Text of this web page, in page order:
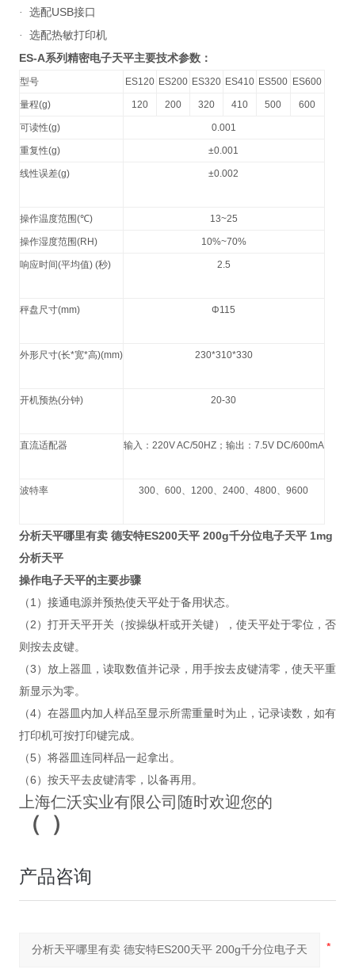
· 选配USB接口
·
选配热敏打印机
ES-A系列精密电子天平主要技术参数：
型号 ES120 ES200 ES320 ES410 ES500 ES600
量程(g) 120 200 320 410 500 600
可读性(g) 0.001
重复性(g) ±0.001
线性误差(g) ±0.002
操作温度范围(℃) 13~25
操作湿度范围(RH) 10%~70%
响应时间(平均值) (秒) 2.5
秤盘尺寸(mm) Φ115
外形尺寸(长*宽*高)(mm) 230*310*330
开机预热(分钟) 20-30
直流适配器 输入： 220V AC/50HZ；输出： 7.5V DC/600mA
波特率 300、600、 1200、2400、4800、9600
分析天平哪里有卖 德安特ES200天平 200g千分位电子天平 1mg
分析天平
操作电子天平的主要步骤
（1）接通电源并预热使天平处于备用状态。
（2）打开天平开关（按操纵杆或开关键），使天平处于零位，否
则按去皮键。
（3）放上器皿，读取数值并记录，用手按去皮键清零，使天平重
新显示为零。
（4）在器皿内加人样品至显示所需重量时为止，记录读数，如有
打印机可按打印键完成。
（5）将器皿连同样品一起拿出。
（6）按天平去皮键清零，以备再用。
上海仁沃实业有限公司随时欢迎您的
（ ）
产品咨询